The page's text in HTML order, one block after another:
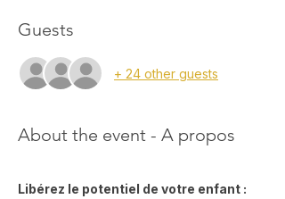
Guests
+ 24 other guests
About the event - A propos
Libérez le potentiel de votre enfant :